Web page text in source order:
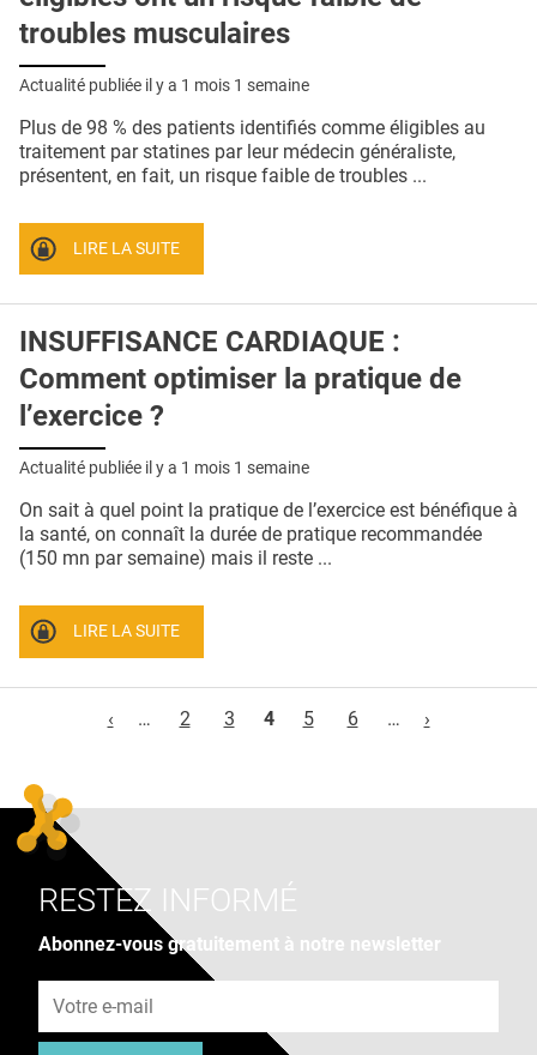
troubles musculaires
Actualité publiée il y a 1 mois 1 semaine
Plus de 98 % des patients identifiés comme éligibles au
traitement par statines par leur médecin généraliste,
présentent, en fait, un risque faible de troubles ...
LIRE LA SUITE
INSUFFISANCE CARDIAQUE :
Comment optimiser la pratique de
l’exercice ?
Actualité publiée il y a 1 mois 1 semaine
On sait à quel point la pratique de l’exercice est bénéfique à
la santé, on connaît la durée de pratique recommandée
(150 mn par semaine) mais il reste ...
LIRE LA SUITE
‹
… 2 3 4 5 6 … ›
RESTEZ INFORMÉ
Abonnez-vous gratuitement à notre newsletter